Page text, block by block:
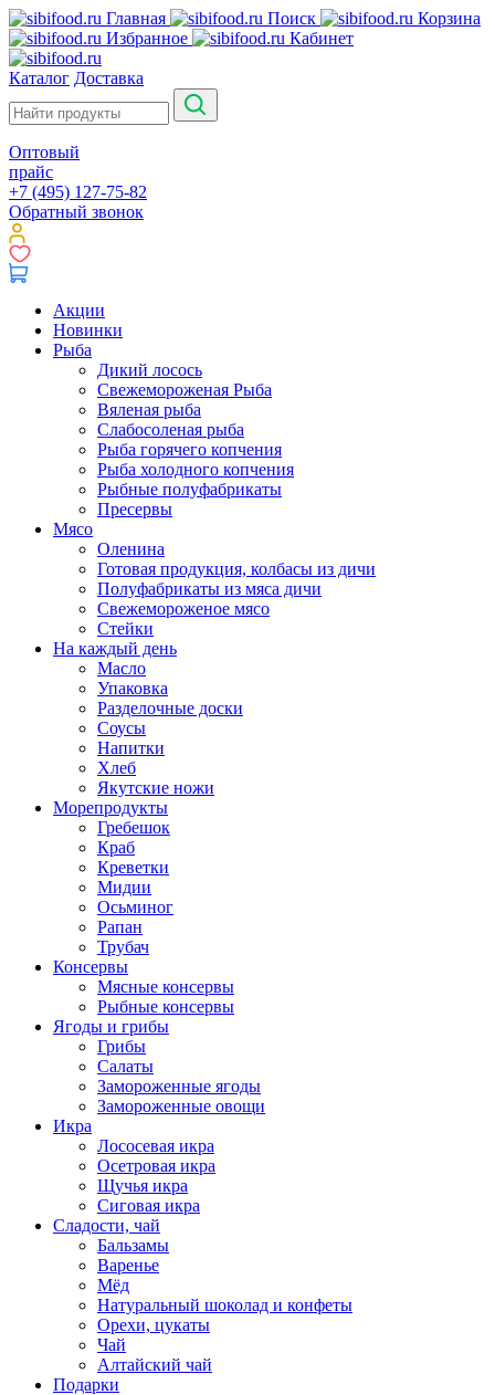
Главная Поиск
Корзина
Избранное
Кабинет
Каталог Доставка
Оптовый
прайс
+7 (495) 127-75-82
Обратный звонок
Акции
Новинки
Рыба
Дикий лосось
Свежемороженая Рыба
Вяленая рыба
Слабосоленая рыба
Рыба горячего копчения
Рыба холодного копчения
Рыбные полуфабрикаты
Пресервы
Мясо
Оленина
Готовая продукция, колбасы из дичи
Полуфабрикаты из мяса дичи
Свежемороженое мясо
Стейки
На каждый день
Масло
Упаковка
Разделочные доски
Соусы
Напитки
Хлеб
Якутские ножи
Морепродукты
Гребешок
Краб
Креветки
Мидии
Осьминог
Рапан
Трубач
Консервы
Мясные консервы
Рыбные консервы
Ягоды и грибы
Грибы
Салаты
Замороженные ягоды
Замороженные овощи
Икра
Лососевая икра
Осетровая икра
Щучья икра
Сиговая икра
Сладости, чай
Бальзамы
Варенье
Мёд
Натуральный шоколад и конфеты
Орехи, цукаты
Чай
Алтайский чай
Подарки